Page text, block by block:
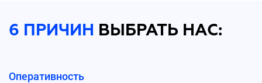
6 ПРИЧИН ВЫБРАТЬ НАС:
Оперативность